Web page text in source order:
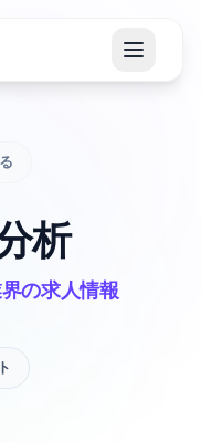
析
の求人情報